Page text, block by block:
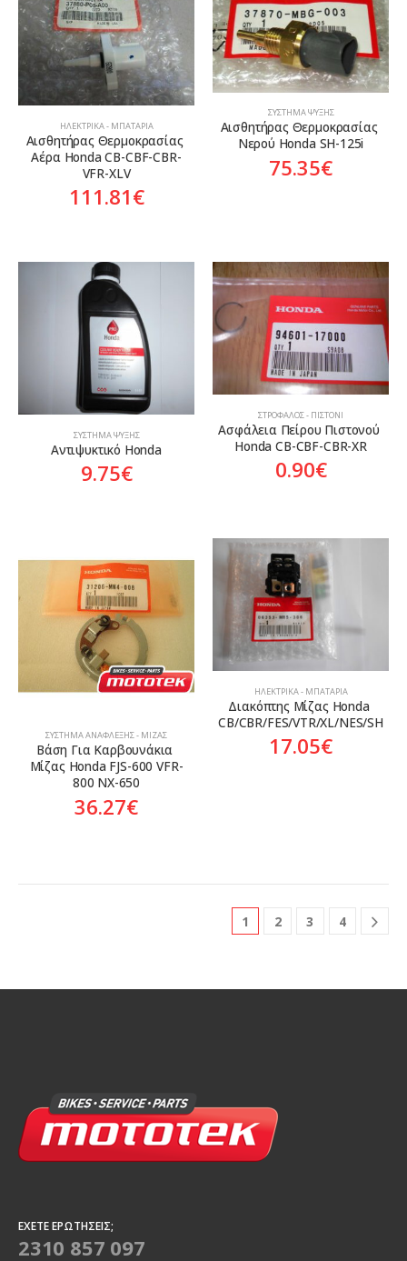
ΗΛΕΚΤΡΙΚΆ - ΜΠΑΤΑΡΊΑ
Αισθητήρας Θερμοκρασίας
Αέρα Honda CB-CBF-CBR-
VFR-XLV
111.81€
ΣΎΣΤΗΜΑ ΨΎΞΗΣ
Αισθητήρας Θερμοκρασίας
Νερού Honda SH-125i
75.35€
ΣΎΣΤΗΜΑ ΨΎΞΗΣ
Αντιψυκτικό Honda
9.75€
ΣΤΡΌΦΑΛΟΣ - ΠΙΣΤΌΝΙ
Ασφάλεια Πείρου Πιστονού
Honda CB-CBF-CBR-XR
0.90€
ΣΎΣΤΗΜΑ ΑΝΆΦΛΕΞΗΣ - ΜΊΖΑΣ
Βάση Για Καρβουνάκια
Μίζας Honda FJS-600 VFR-
800 NX-650
36.27€
ΗΛΕΚΤΡΙΚΆ - ΜΠΑΤΑΡΊΑ
Διακόπτης Μίζας Honda
CB/CBR/FES/VTR/XL/NES/SH
17.05€
1 2 3 4
ΈΧΕΤΕ ΕΡΩΤΉΣΕΙΣ;
2310 857 097